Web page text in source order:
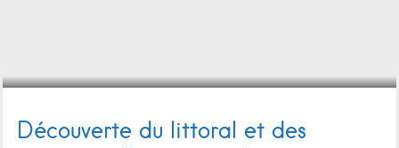
Découverte du littoral et des